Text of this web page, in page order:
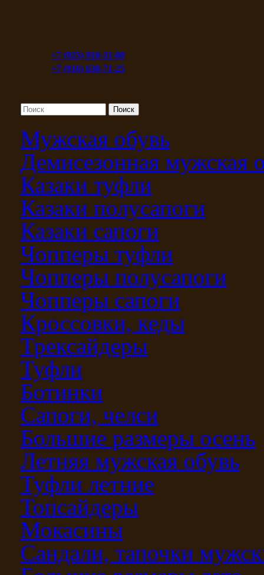
+7 (925) 910-31-00
+7 (916) 630-71-25
Мужская обувь
Демисезонная мужская
Казаки туфли
Казаки полусапоги
Казаки сапоги
Чопперы туфли
Чопперы полусапоги
Чопперы сапоги
Кроссовки, кеды
Трексайдеры
Туфли
Ботинки
Сапоги, челси
Большие размеры осень
Летняя мужская обувь
Туфли летние
Топсайдеры
Мокасины
Сандали, тапочки